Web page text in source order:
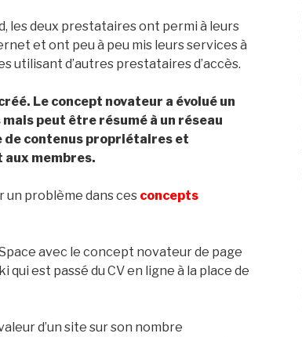
les deux prestataires ont permi à leurs
et ont peu à peu mis leurs services à
utilisant d’autres prestataires d’accès.
Le concept novateur a évolué un
peut être résumé à un réseau
de contenus propriétaires et
aux membres.
un problème dans ces concepts
avec le concept novateur de page
est passé du CV en ligne à la place de
d’un site sur son nombre